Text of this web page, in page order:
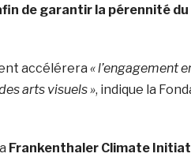
de garantir la pérennité
accélérera « l’engagement
arts visuels », indique la
Frankenthaler Climate